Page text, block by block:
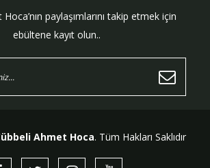
paylaşımlarını takip etmek için
ebültene kayıt olun..
Ahmet Hoca. Tüm Hakları Saklıdır